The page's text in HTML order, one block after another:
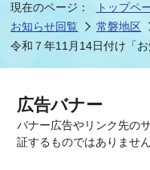
現在のページ： トップペ
お知らせ回覧
常磐地区
令和７年11月14日付け「お
広告バナー
バナー広告やリンク先の
証するものではありません